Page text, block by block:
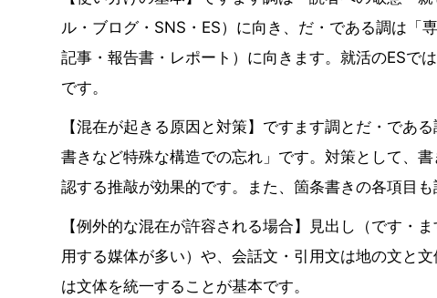
ル・ブログ・SNS・ES）に向き、だ・である調は「
記事・報告書・レポート）に向きます。就活のESで
です。
【混在が起きる原因と対策】ですます調とだ・であ
書きなど特殊な構造での忘れ」です。対策として、
認する推敲が効果的です。また、箇条書きの各項目
【例外的な混在が許容される場合】見出し（です・
用する媒体が多い）や、会話文・引用文は地の文と
は文体を統一することが基本です。